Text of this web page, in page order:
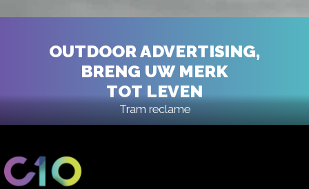
Tram reclame
OUTDOOR ADVERTISING,
BRENG UW MERK
TOT LEVEN